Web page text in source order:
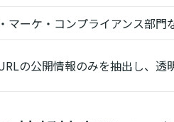
マーケ・コンプライアンス部門
の公開情報のみを抽出し、透